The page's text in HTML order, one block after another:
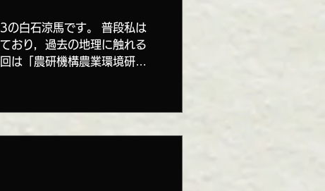
の白石涼馬です。 普段私は
おり，過去の地理に触れる
は「農研機構農業環境研究